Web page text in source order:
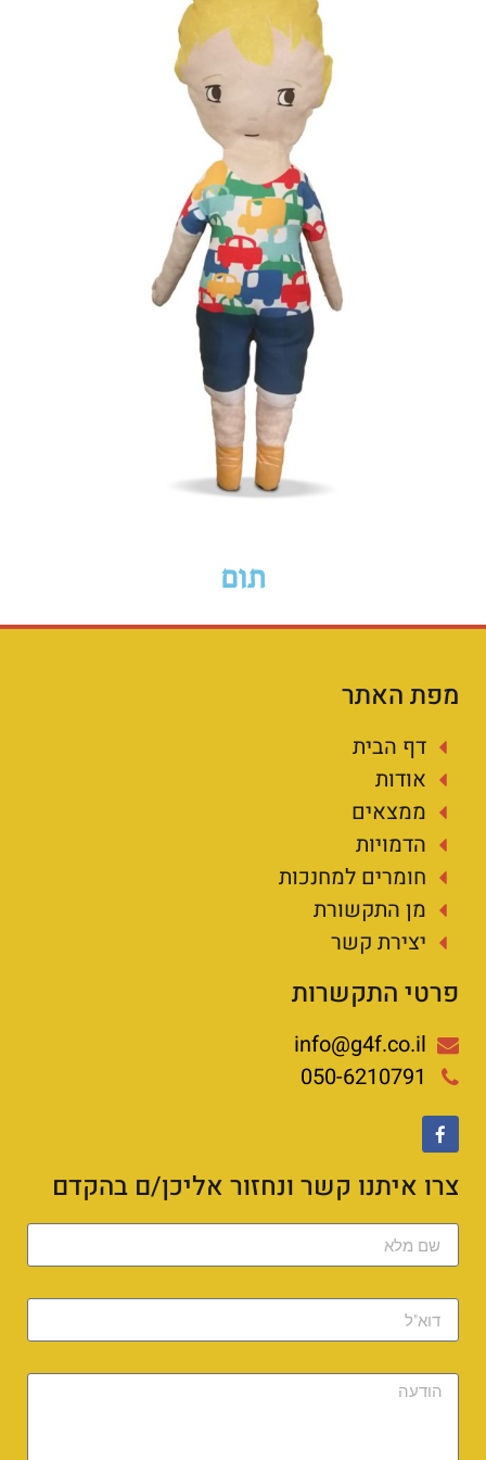
תום
מפת האתר
דף הבית
אודות
ממצאים
הדמויות
חומרים למחנכות
מן התקשורת
יצירת קשר
פרטי התקשרות
info@g4f.co.il
050-6210791
צרו איתנו קשר ונחזור אליכן/ם בהקדם